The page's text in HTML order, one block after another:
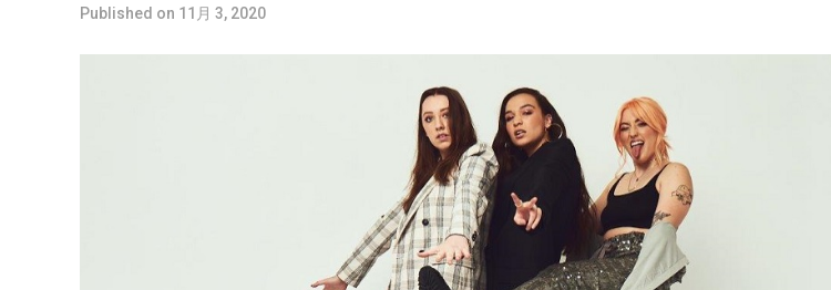
Published on 11月 3, 2020